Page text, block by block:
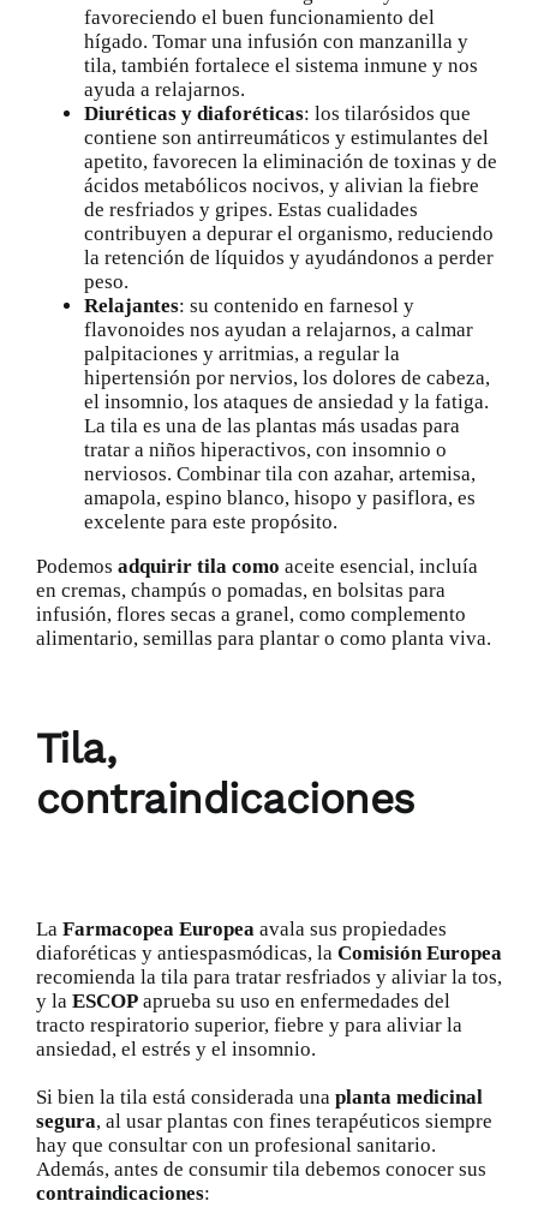
favoreciendo el buen funcionamiento del
hígado. Tomar una infusión con manzanilla y
tila, también fortalece el sistema inmune y nos
ayuda a relajarnos.
Diuréticas y diaforéticas: los tilarósidos que
contiene son antirreumáticos y estimulantes del
apetito, favorecen la eliminación de toxinas y de
ácidos metabólicos nocivos, y alivian la fiebre
de resfriados y gripes. Estas cualidades
contribuyen a depurar el organismo, reduciendo
la retención de líquidos y ayudándonos a perder
peso.
Relajantes: su contenido en farnesol y
flavonoides nos ayudan a relajarnos, a calmar
palpitaciones y arritmias, a regular la
hipertensión por nervios, los dolores de cabeza,
el insomnio, los ataques de ansiedad y la fatiga.
La tila es una de las plantas más usadas para
tratar a niños hiperactivos, con insomnio o
nerviosos. Combinar tila con azahar, artemisa,
amapola, espino blanco, hisopo y pasiflora, es
excelente para este propósito.
Podemos adquirir tila como aceite esencial, incluía
en cremas, champús o pomadas, en bolsitas para
infusión, flores secas a granel, como complemento
alimentario, semillas para plantar o como planta viva.
Tila,
contraindicaciones
La Farmacopea Europea avala sus propiedades
diaforéticas y antiespasmódicas, la Comisión Europea
recomienda la tila para tratar resfriados y aliviar la tos,
y la ESCOP aprueba su uso en enfermedades del
tracto respiratorio superior, fiebre y para aliviar la
ansiedad, el estrés y el insomnio.
Si bien la tila está considerada una planta medicinal
segura, al usar plantas con fines terapéuticos siempre
hay que consultar con un profesional sanitario.
Además, antes de consumir tila debemos conocer sus
contraindicaciones: